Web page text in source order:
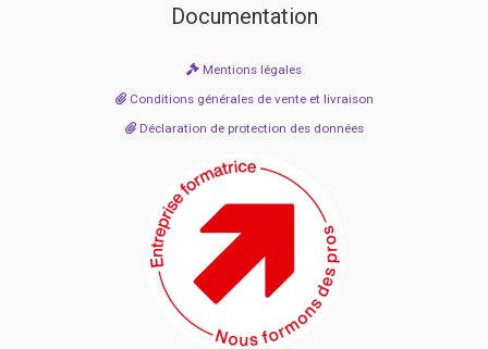
Documentation
Mentions légales
Conditions générales de vente et livraison
Déclaration de protection des données